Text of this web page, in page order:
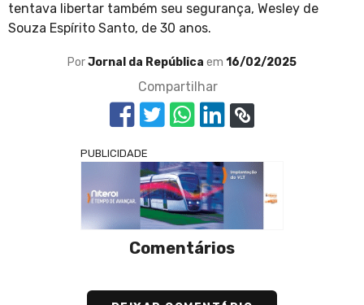
tentava libertar também seu segurança, Wesley de
Souza Espírito Santo, de 30 anos.
PorJornal da República em 16/02/2025
Compartilhar
PUBLICIDADE
Comentários